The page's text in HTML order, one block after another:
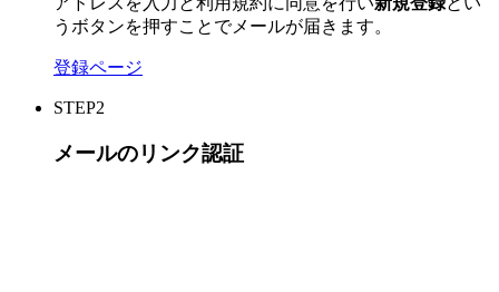
うボタンを押すことでメールが届きます。
登録ページ
STEP2
メールのリンク認証